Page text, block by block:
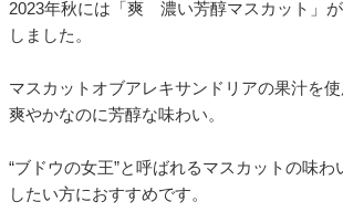
2023年秋には「爽 濃い芳醇マスカット」
しました。
マスカットオブアレキサンドリアの果汁を使
爽やかなのに芳醇な味わい。
“ブドウの女王”と呼ばれるマスカットの味
したい方におすすめです。